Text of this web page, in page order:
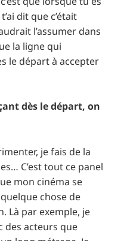
dit que c’était
l’assumer dans
la ligne qui
le départ à accepter
dès le départ, on
je fais de la
C’est tout ce panel
mon cinéma se
chose de
Là par exemple, je
des acteurs que